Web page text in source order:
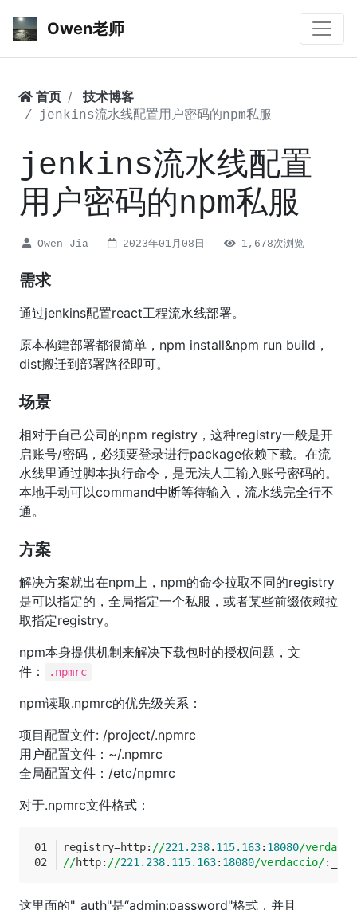
Owen老师
首页 技术博客
jenkins流水线配置用户密码的npm私服
jenkins流水线配置
用户密码的npm私服
Owen Jia 2023年01月08日 1,678次浏览
需求
通过jenkins配置react工程流水线部署。
原本构建部署都很简单，npm install&npm run build，
dist搬迁到部署路径即可。
场景
相对于自己公司的npm registry，这种registry一般是开
启账号/密码，必须要登录进行package依赖下载。在流
水线里通过脚本执行命令，是无法人工输入账号密码的。
本地手动可以command中断等待输入，流水线完全行不
通。
方案
解决方案就出在npm上，npm的命令拉取不同的registry
是可以指定的，全局指定一个私服，或者某些前缀依赖拉
取指定registry。
npm本身提供机制来解决下载包时的授权问题，文
件：
.npmrc
npm读取.npmrc的优先级关系：
项目配置文件: /project/.npmrc
用户配置文件：~/.npmrc
全局配置文件：/etc/npmrc
对于.npmrc文件格式：
registry=http: //221.238. 115.163: 18080/
//http: //221.238. 115.163: 18080/verdaccio/
这里面的"_auth"是“admin:password"格式，并且